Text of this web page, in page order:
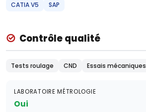
CATIA V5 SAP
Contrôle qualité
Tests roulage CND Essais mécaniques
LABORATOIRE MÉTROLOGIE
Oui